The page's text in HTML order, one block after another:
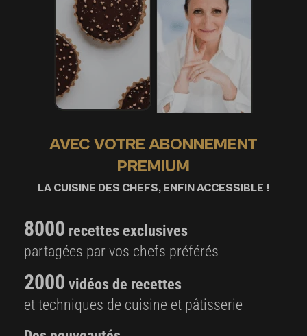
AVEC VOTRE ABONNEMENT
PREMIUM
LA CUISINE DES CHEFS, ENFIN ACCESSIBLE !
8000 recettes exclusives
partagées par vos chefs préférés
2000 vidéos de recettes
et techniques de cuisine et pâtisserie